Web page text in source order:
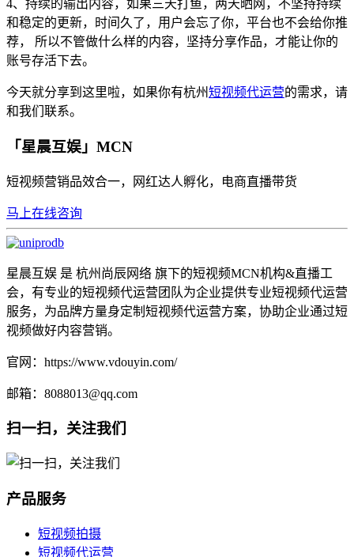
4、持续的输出内容，如果三天打鱼，两天晒网，不坚持持续
和稳定的更新，时间久了，用户会忘了你，平台也不会给你推
荐， 所以不管做什么样的内容，坚持分享作品，才能让你的
账号存活下去。
今天就分享到这里啦，如果你有杭州短视频代运营的需求，请
和我们联系。
「星晨互娱」MCN
短视频营销品效合一，网红达人孵化，电商直播带货
马上在线咨询
星晨互娱 是 杭州尚辰网络 旗下的短视频MCN机构&直播工
会，有专业的短视频代运营团队为企业提供专业短视频代运营
服务，为品牌方量身定制短视频代运营方案，协助企业通过短
视频做好内容营销。
官网：https://www.vdouyin.com/
邮箱：8088013@qq.com
扫一扫，关注我们
产品服务
短视频拍摄
短视频代运营